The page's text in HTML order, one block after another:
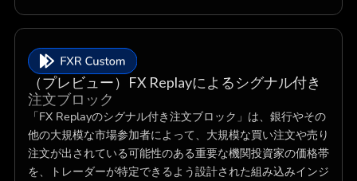
（プレビュー）FX Replayによるシグナル付き
注文ブロック
「FX Replayのシグナル付き注文ブロック」は、銀行やその
他の大規模な市場参加者によって、大規模な買い注文や売り
注文が出されている可能性のある重要な機関投資家の価格帯
を、トレーダーが特定できるよう設計された組み込みインジ